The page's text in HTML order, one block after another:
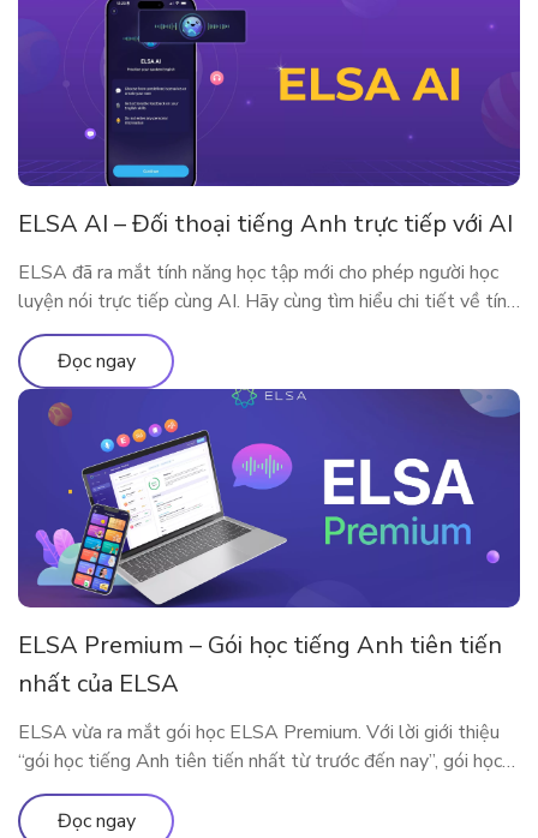
ELSA AI – Đối thoại tiếng Anh trực tiếp với AI
ELSA đã ra mắt tính năng học tập mới cho phép người học
luyện nói trực tiếp cùng AI. Hãy cùng tìm hiểu chi tiết về tính
năng qua bài viết
Đọc ngay
ELSA Premium – Gói học tiếng Anh tiên tiến
nhất của ELSA
ELSA vừa ra mắt gói học ELSA Premium. Với lời giới thiệu
“gói học tiếng Anh tiên tiến nhất từ trước đến nay”, gói học
này bao gồm những gì?
Đọc ngay